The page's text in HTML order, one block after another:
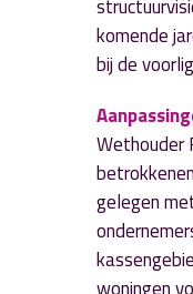
komende
bij de
Wethouder
gelegen